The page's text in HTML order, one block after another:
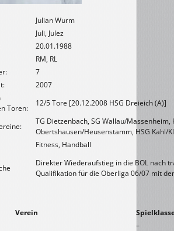
Julian Wurm
Juli, Julez
20.01.1988
RM, RL
7
2007
Toren:
12/5 Tore [20.12.2008 HSG Dreieich (A)]
TG Dietzenbach, SG Wallau/Massenheim,
Obertshausen/Heusenstamm, HSG Kahl/
Fitness, Handball
Direkter Wiederaufstieg in die BOL nach
Qualifikation für die Oberliga 06/07 mit
Verein
–